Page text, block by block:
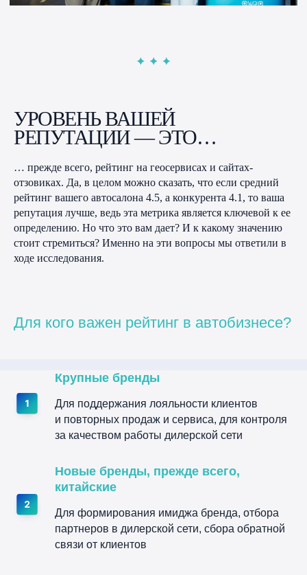
УРОВЕНЬ ВАШЕЙ
РЕПУТАЦИИ — ЭТО…
… прежде всего, рейтинг на геосервисах и сайтах-
отзовиках. Да, в целом можно сказать, что если средний
рейтинг вашего автосалона 4.5, а конкурента 4.1, то ваша
репутация лучше, ведь эта метрика является ключевой к ее
определению. Но что это вам дает? И к какому значению
стоит стремиться? Именно на эти вопросы мы ответили в
ходе исследования.
Для кого важен рейтинг в автобизнесе?
Крупные бренды
Для поддержания лояльности клиентов
и повторных продаж и сервиса, для контроля
за качеством работы дилерской сети
Новые бренды, прежде всего,
китайские
Для формирования имиджа бренда, отбора
партнеров в дилерской сети, сбора обратной
связи от клиентов